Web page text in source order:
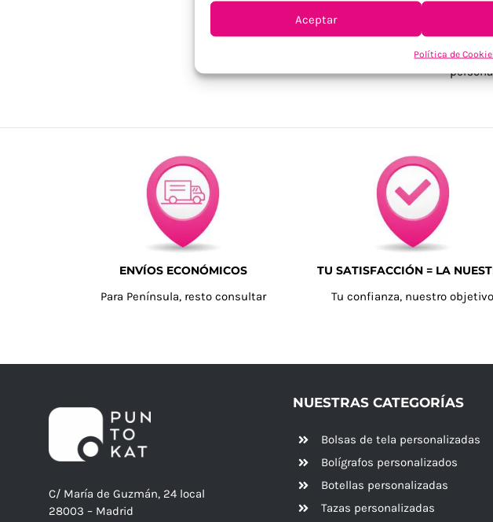
Aceptar
Política de
SKU:
ENVÍOS ECONÓMICOS
Para Península, resto consultar
TU SATISFACCIÓN = LA
Tu confianza, nuestro objetivo
C/ María de Guzmán, 24 local
28003 – Madrid
NUESTRAS CATEGORÍAS
Bolsas de tela personalizadas
Bolígrafos personalizados
Botellas personalizadas
Tazas personalizadas